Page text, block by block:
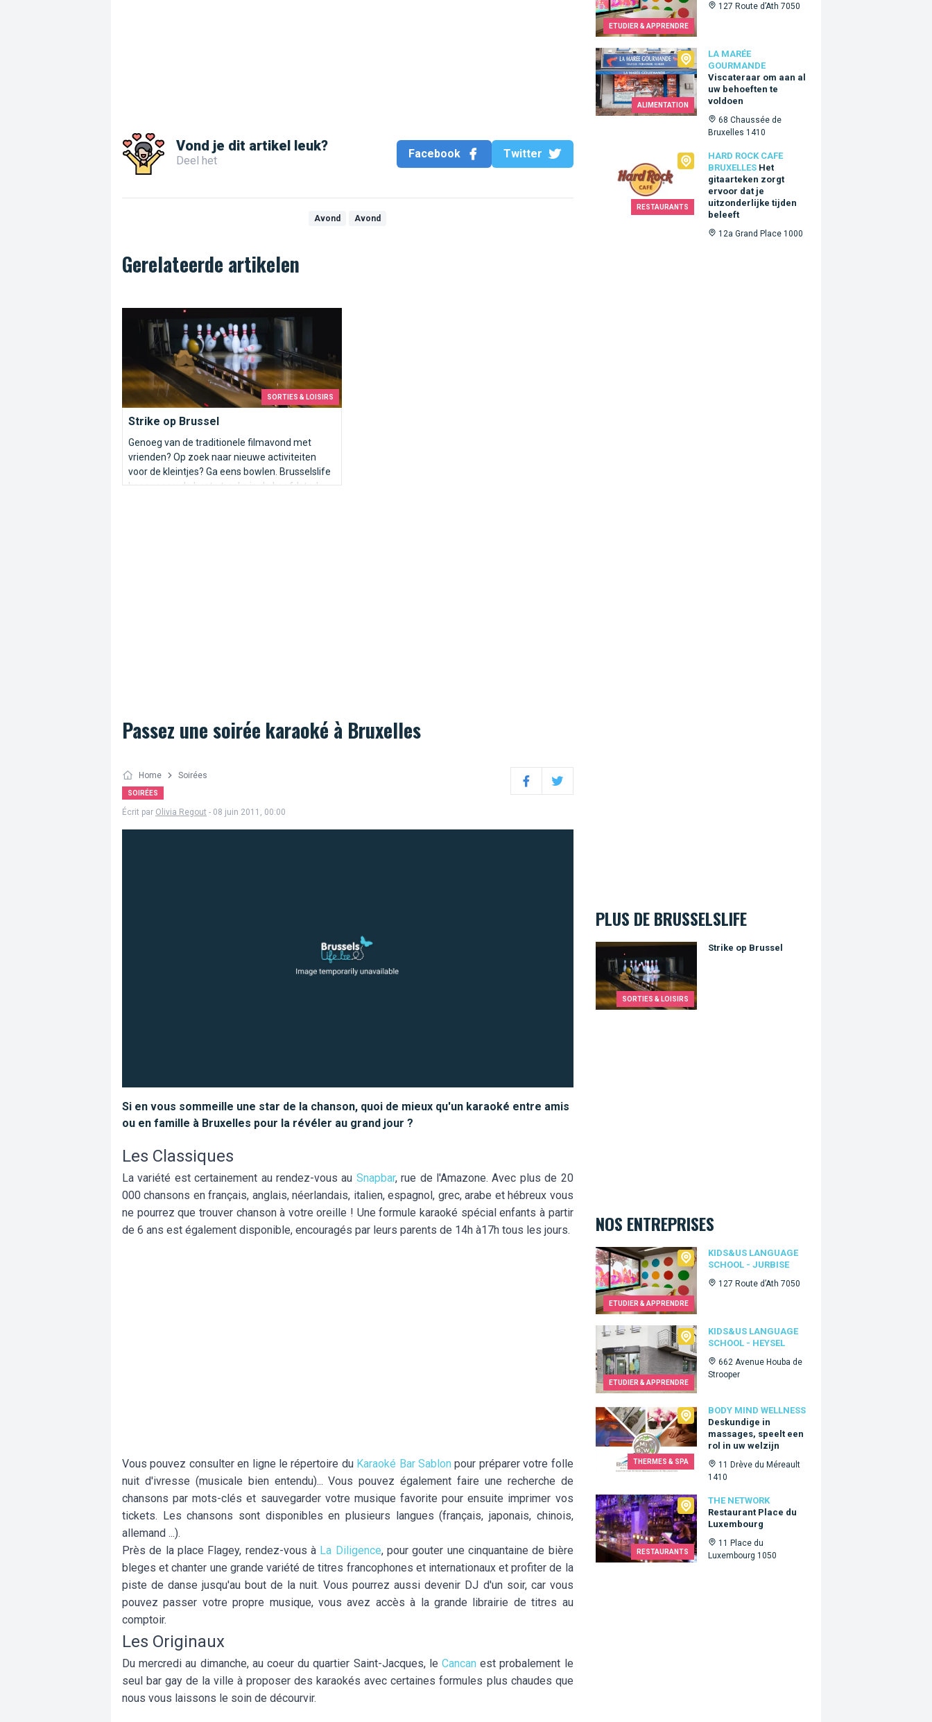
Vond je dit artikel leuk?
Deel het
Facebook Twitter
Avond Avond
Gerelateerde artikelen
SORTIES & LOISIRS
Strike op Brussel
Genoeg van de traditionele filmavond met
vrienden? Op zoek naar nieuwe activiteiten
voor de kleintjes? Ga eens bowlen. Brusselslife
koos voor u de beste tracks in de hoofdstad.
Strike op Brussel
ETUDIER & APPRENDRE
127 Route d’Ath 7050
ALIMENTATION
LA MARÉE
GOURMANDE
Viscateraar om aan al
uw behoeften te
voldoen
68 Chaussée de
Bruxelles 1410
La Marée Gourmande
RESTAURANTS
HARD ROCK CAFE
BRUXELLES Het
gitaarteken zorgt
ervoor dat je
uitzonderlijke tijden
beleeft
12a Grand Place 1000
Hard Rock Cafe Bruxelles
Passez une soirée karaoké à Bruxelles
Home Soirées
SOIRÉES FacebookTwitter
Écrit par Olivia Regout - 08 juin 2011, 00:00
Si en vous sommeille une star de la chanson, quoi de mieux qu'un karaoké entre amis
ou en famille à Bruxelles pour la révéler au grand jour ?
Les Classiques
La variété est certainement au rendez-vous au Snapbar, rue de l'Amazone. Avec plus de 20
000 chansons en français, anglais, néerlandais, italien, espagnol, grec, arabe et hébreux vous
ne pourrez que trouver chanson à votre oreille ! Une formule karaoké spécial enfants à partir
de 6 ans est également disponible, encouragés par leurs parents de 14h à17h tous les jours.
Vous pouvez consulter en ligne le répertoire du Karaoké Bar Sablon pour préparer votre folle
nuit d'ivresse (musicale bien entendu)... Vous pouvez également faire une recherche de
chansons par mots-clés et sauvegarder votre musique favorite pour ensuite imprimer vos
tickets. Les chansons sont disponibles en plusieurs langues (français, japonais, chinois,
allemand ...).
Près de la place Flagey, rendez-vous à La Diligence, pour gouter une cinquantaine de bière
bleges et chanter une grande variété de titres francophones et internationaux et profiter de la
piste de danse jusqu'au bout de la nuit. Vous pourrez aussi devenir DJ d'un soir, car vous
pouvez passer votre propre musique, vous avez accès à la grande librairie de titres au
comptoir.
Les Originaux
Du mercredi au dimanche, au coeur du quartier Saint-Jacques, leCancan est probalement le
seul bar gay de la ville à proposer des karaokés avec certaines formules plus chaudes que
nous vous laissons le soin de décourvir.
PLUS DE BRUSSELSLIFE
SORTIES & LOISIRS
Strike op Brussel
Strike op Brussel
NOS ENTREPRISES
ETUDIER & APPRENDRE
KIDS&US LANGUAGE
SCHOOL - JURBISE
127 Route d’Ath 7050
Kids&Us language school - Jurbise
ETUDIER & APPRENDRE
KIDS&US LANGUAGE
SCHOOL - HEYSEL
662 Avenue Houba de
Strooper
Kids&Us language school - Heysel
THERMES & SPA
BODY MIND WELLNESS
Deskundige in
massages, speelt een
rol in uw welzijn
11 Drève du Méreault
1410
Body Mind Wellness
RESTAURANTS
THE NETWORK
Restaurant Place du
Luxembourg
11 Place du
Luxembourg 1050
The Network